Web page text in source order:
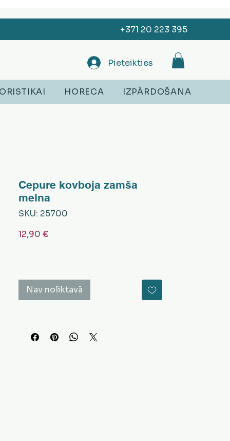
+371 20 223 395
Pieteikties
HORECA IZPĀRDOŠANA
Cepure kovboja zamša
melna
SKU: 25700
12,90 €
Nav noliktavā